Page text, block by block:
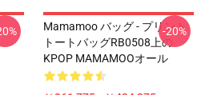
Mamamoo バッグ - プリント
トートバッグRB0508上の
KPOP MAMAMOOオール
-20%